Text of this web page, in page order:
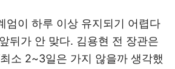
엄이 하루 이상 유지되기 어렵다
뒤가 안 맞다. 김용현 전 장관은
소 2~3일은 가지 않을까 생각했